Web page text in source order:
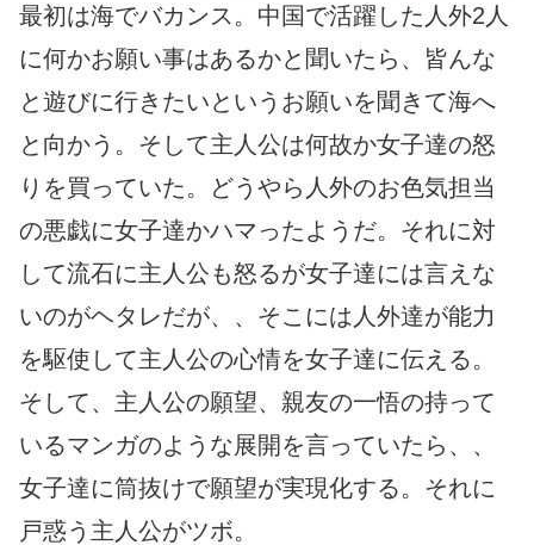
最初は海でバカンス。中国で活躍した人外2人
に何かお願い事はあるかと聞いたら、皆んな
と遊びに行きたいというお願いを聞きて海へ
と向かう。そして主人公は何故か女子達の怒
りを買っていた。どうやら人外のお色気担当
の悪戯に女子達かハマったようだ。それに対
して流石に主人公も怒るが女子達には言えな
いのがヘタレだが、、そこには人外達が能力
を駆使して主人公の心情を女子達に伝える。
そして、主人公の願望、親友の一悟の持って
いるマンガのような展開を言っていたら、、
女子達に筒抜けで願望が実現化する。それに
戸惑う主人公がツボ。